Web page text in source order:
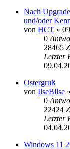
Nach
und/oder
von HCT »
0
28465
Letzter
Ostergruß
von IlseBilse »
0
22424
Letzter
Windows 11